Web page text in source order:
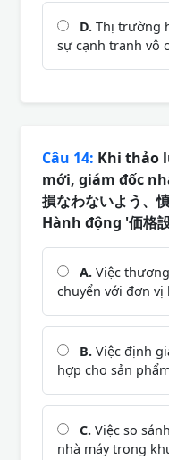
D. Thị trường
sự cạnh tranh vô
Câu 14: Khi thảo
mới, giám đốc
損なわないよう、
Hành động '価格
A. Việc
chuyển với đơn
B. Việc định
hợp cho sản
C. Việc so
nhà máy trong